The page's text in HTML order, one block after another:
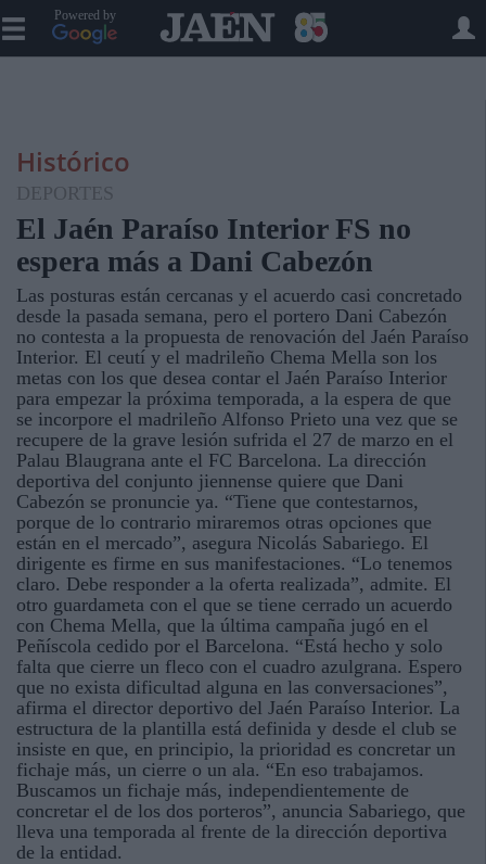
Powered by
Histórico
DEPORTES
El Jaén Paraíso Interior FS no
espera más a Dani Cabezón
Las posturas están cercanas y el acuerdo casi concretado
desde la pasada semana, pero el portero Dani Cabezón
no contesta a la propuesta de renovación del Jaén Paraíso
Interior. El ceutí y el madrileño Chema Mella son los
metas con los que desea contar el Jaén Paraíso Interior
para empezar la próxima temporada, a la espera de que
se incorpore el madrileño Alfonso Prieto una vez que se
recupere de la grave lesión sufrida el 27 de marzo en el
Palau Blaugrana ante el FC Barcelona. La dirección
deportiva del conjunto jiennense quiere que Dani
Cabezón se pronuncie ya. “Tiene que contestarnos,
porque de lo contrario miraremos otras opciones que
están en el mercado”, asegura Nicolás Sabariego. El
dirigente es firme en sus manifestaciones. “Lo tenemos
claro. Debe responder a la oferta realizada”, admite. El
otro guardameta con el que se tiene cerrado un acuerdo
con Chema Mella, que la última campaña jugó en el
Peñíscola cedido por el Barcelona. “Está hecho y solo
falta que cierre un fleco con el cuadro azulgrana. Espero
que no exista dificultad alguna en las conversaciones”,
afirma el director deportivo del Jaén Paraíso Interior. La
estructura de la plantilla está definida y desde el club se
insiste en que, en principio, la prioridad es concretar un
fichaje más, un cierre o un ala. “En eso trabajamos.
Buscamos un fichaje más, independientemente de
concretar el de los dos porteros”, anuncia Sabariego, que
lleva una temporada al frente de la dirección deportiva
de la entidad.